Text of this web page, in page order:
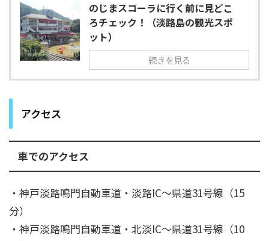
のじまスコーラに行く前に見どこ
ろチェック！（淡路島の観光スポ
ット）
続きを見る
アクセス
車でのアクセス
・神戸淡路鳴門自動車道・淡路IC～県道31号線（15
分）
・神戸淡路鳴門自動車道・北淡IC～県道31号線（10